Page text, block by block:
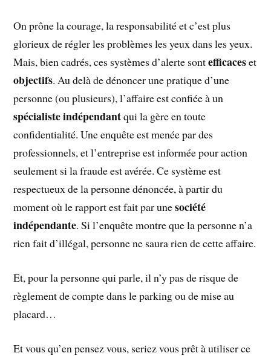
On prône la courage, la responsabilité et c’est plus
glorieux de régler les problèmes les yeux dans les yeux.
Mais, bien cadrés, ces systèmes d’alerte sontefficaceset
objectifs. Au delà de dénoncer une pratique d’une
personne (ou plusieurs), l’affaire est confiée à un
spécialiste indépendantqui la gère en toute
confidentialité. Une enquête est menée par des
professionnels, et l’entreprise est informée pour action
seulement si la fraude est avérée. Ce système est
respectueux de la personne dénoncée, à partir du
moment où le rapport est fait par unesociété
indépendante. Si l’enquête montre que la personne n’a
rien fait d’illégal, personne ne saura rien de cette affaire.
Et, pour la personne qui parle, il n’y pas de risque de
règlement de compte dans le parking ou de mise au
placard…
Et vous qu’en pensez vous, seriez vous prêt à utiliser ce